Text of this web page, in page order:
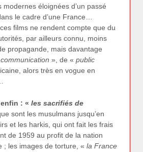
modernes éloignées d’un passé
le cadre d’une France…
films ne rendent compte que du
par ailleurs connu, moins
propagande, mais davantage
communication », de « public
alors très en vogue en
: « les sacrifiés de
sont les musulmans jusqu’en
et les harkis, qui ont fait les frais
de 1959 au profit de la nation
; les images de torture, « la France